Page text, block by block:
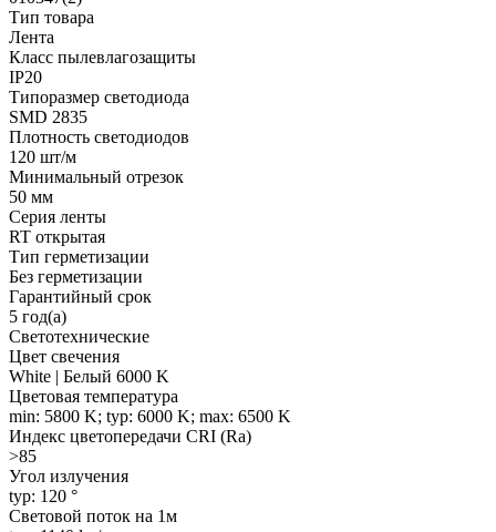
Тип товара
Лента
Класс пылевлагозащиты
IP20
Типоразмер светодиода
SMD 2835
Плотность светодиодов
120 шт/м
Минимальный отрезок
50 мм
Серия ленты
RT открытая
Тип герметизации
Без герметизации
Гарантийный срок
5 год(а)
Светотехнические
Цвет свечения
White | Белый 6000 K
Цветовая температура
min: 5800 K; typ: 6000 K; max: 6500 K
Индекс цветопередачи CRI (Ra)
>85
Угол излучения
typ: 120 °
Световой поток на 1м